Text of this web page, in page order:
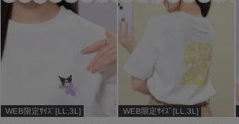
WEB限定ｻｲｽﾞ[LL,3L] WEB限定ｻｲｽﾞ[LL,3L]